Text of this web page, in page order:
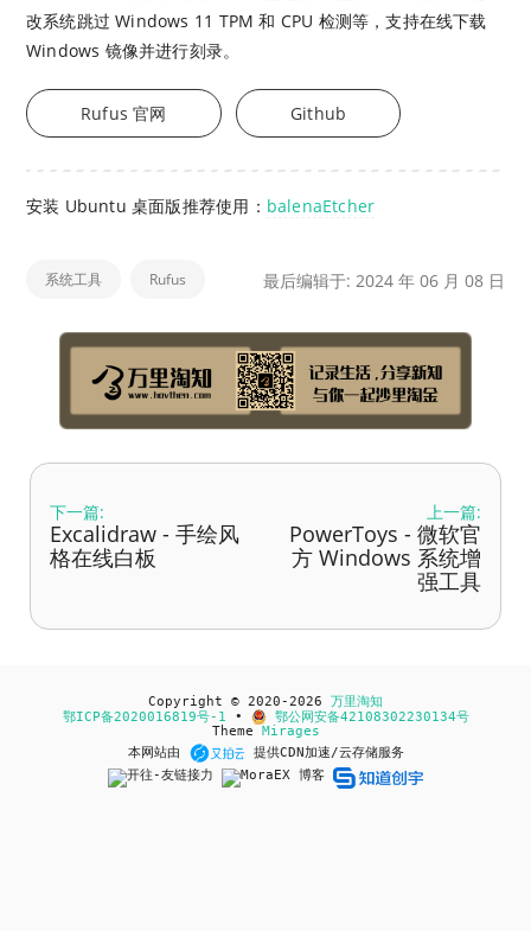
改系统跳过 Windows 11 TPM 和 CPU 检测等，支持在线下载
Windows 镜像并进行刻录。
Rufus 官网 Github
安装 Ubuntu 桌面版推荐使用： balenaEtcher
系统工具 Rufus 最后编辑于: 2024 年 06 月 08 日
下一篇:
Excalidraw - 手绘风
格在线白板
上一篇:
PowerToys - 微软官
方 Windows 系统增
强工具
Copyright © 2020-2026 万里淘知
鄂ICP备2020016819号-1 •
鄂公网安备42108302230134号
Theme Mirages
本网站由
提供CDN加速/云存储服务